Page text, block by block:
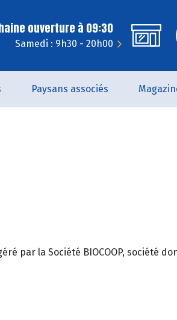
ouverture à 09:30
Samedi : 9h30 - 20h00
Paysans associés
par la Société BIOCOOP, société